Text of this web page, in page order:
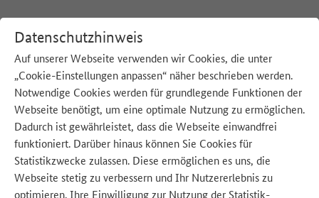
Datenschutzhinweis
Auf unserer Webseite verwenden wir Cookies, die unter
„Cookie-Einstellungen anpassen“ näher beschrieben werden.
Notwendige Cookies werden für grundlegende Funktionen der
Webseite benötigt, um eine optimale Nutzung zu ermöglichen.
Dadurch ist gewährleistet, dass die Webseite einwandfrei
funktioniert. Darüber hinaus können Sie Cookies für
Statistikzwecke zulassen. Diese ermöglichen es uns, die
Webseite stetig zu verbessern und Ihr Nutzererlebnis zu
optimieren. Ihre Einwilligung zur Nutzung der Statistik-
Lebensmittel
sind
Zu
gut
für
die
Richtig lagern